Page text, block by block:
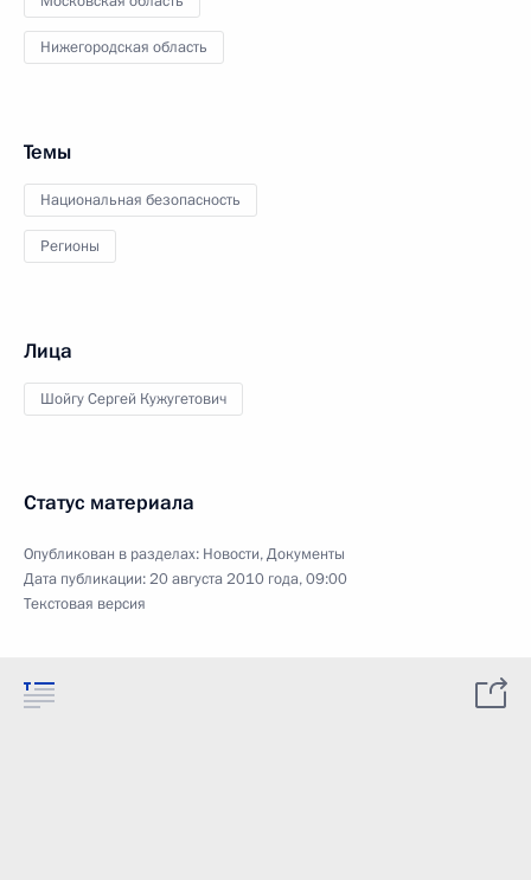
Нижегородская область
Темы
Национальная безопасность
Регионы
Лица
Шойгу Сергей Кужугетович
Статус материала
Опубликован в разделах: Новости,Документы
Дата публикации:20 августа 2010 года, 09:00
Текстовая версия